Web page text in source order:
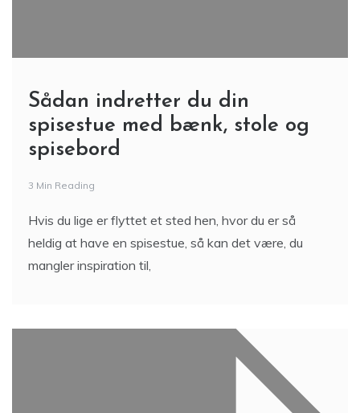
Sådan indretter du din
spisestue med bænk, stole og
spisebord
3 Min Reading
Hvis du lige er flyttet et sted hen, hvor du er så
heldig at have en spisestue, så kan det være, du
mangler inspiration til,